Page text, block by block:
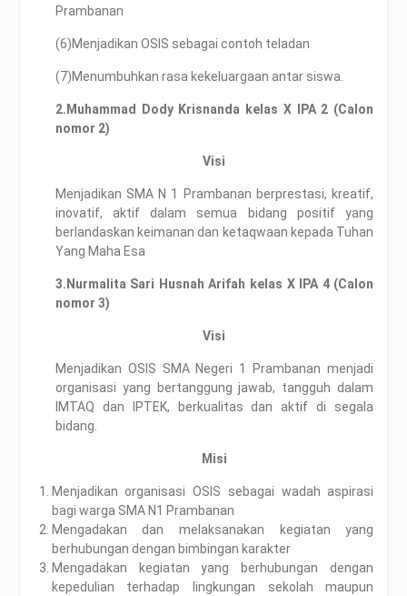
Prambanan
(6)Menjadikan OSIS sebagai contoh teladan
(7)Menumbuhkan rasa kekeluargaan antar siswa.
2.Muhammad Dody Krisnanda kelas X IPA 2 (Calon
nomor 2)
Visi
Menjadikan SMA N 1 Prambanan berprestasi, kreatif,
inovatif, aktif dalam semua bidang positif yang
berlandaskan keimanan dan ketaqwaan kepada Tuhan
Yang Maha Esa
3.Nurmalita Sari Husnah Arifah kelas X IPA 4 (Calon
nomor 3)
Visi
Menjadikan OSIS SMA Negeri 1 Prambanan menjadi
organisasi yang bertanggung jawab, tangguh dalam
IMTAQ dan IPTEK, berkualitas dan aktif di segala
bidang.
Misi
Menjadikan organisasi OSIS sebagai wadah aspirasi
bagi warga SMA N1 Prambanan
Mengadakan dan melaksanakan kegiatan yang
berhubungan dengan bimbingan karakter
Mengadakan kegiatan yang berhubungan dengan
kepedulian terhadap lingkungan sekolah maupun